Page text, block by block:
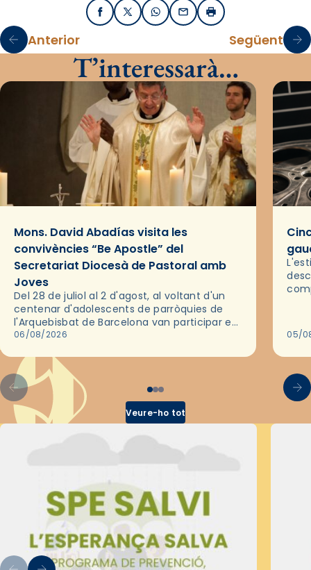
FacebookX / TwitterWhatsApp
EmailImprimir
Anterior Següent
T’interessarà…
Mons. David Abadías visita les
convivències “Be Apostle” del
Secretariat Diocesà de Pastoral amb
Joves
Del 28 de juliol al 2 d'agost, al voltant d'un
centenar d'adolescents de parròquies de
l'Arquebisbat de Barcelona van participar en
les convivències Be Apostle, organitzades
06/08/2026 05/
Veure-ho tot